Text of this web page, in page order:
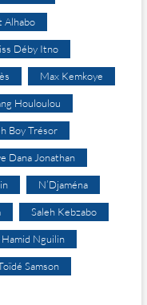
Alhabo
Déby Itno
Max Kemkoye
Houloulou
Boy Trésor
Dana Jonathan
N’Djaména
Saleh Kebzabo
Hamid Nguilin
Samson